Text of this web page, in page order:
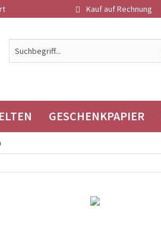
Kauf auf Rechnung
GESCHENKPAPIER